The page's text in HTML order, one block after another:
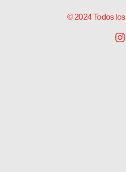
© 2024 Todos